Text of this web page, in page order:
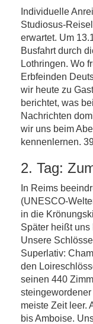
Individuelle
Studiosus-
erwartet. Um
Busfahrt durch
Lothringen. Wo
Erbfeinden
wir heute zu
berichtet, was
Nachrichten
wir uns beim
kennenlernen.
2. Tag:
In Reims
(UNESCO-
in die
Später heißt
Unsere
Superlativ:
den
seinen 440
meiste Zeit leer.
bis Amboise.